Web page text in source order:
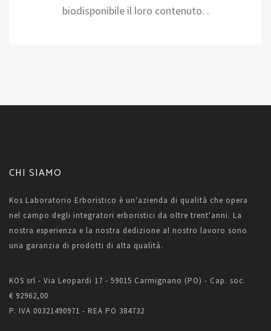
biodisponibile il loro contenuto. .
CHI SIAMO
Kos Laboratorio Erboristico è un'azienda di qualità che opera
nel campo degli integratori erboristici da oltre trent'anni. La
nostra esperienza e la nostra dedizione al nostro lavoro sono
una garanzia di prodotti di alta qualità.
KOS srl - Via Leopardi 17 - 59015 Carmignano (PO) - Cap. soc.
€ 92962,00
P. IVA 00321490971 - REA PO 384732